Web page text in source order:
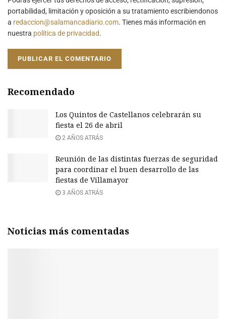
portabilidad, limitación y oposición a su tratamiento escribiendonos
a redaccion@salamancadiario.com. Tienes más información en
nuestra política de privacidad.
Recomendado
Los Quintos de Castellanos celebrarán su
fiesta el 26 de abril
2 AÑOS ATRÁS
Reunión de las distintas fuerzas de seguridad
para coordinar el buen desarrollo de las
fiestas de Villamayor
3 AÑOS ATRÁS
Noticias más comentadas